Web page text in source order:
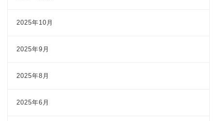
2025年10月
2025年9月
2025年8月
2025年6月